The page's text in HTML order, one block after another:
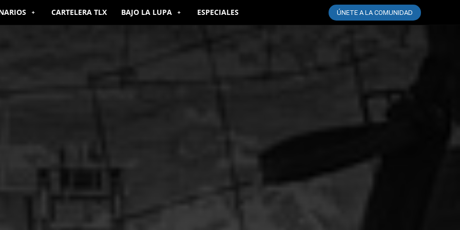
CARTELERA TLX BAJO LA LUPA ESPECIALES ÚNETE A LA COMUNIDAD